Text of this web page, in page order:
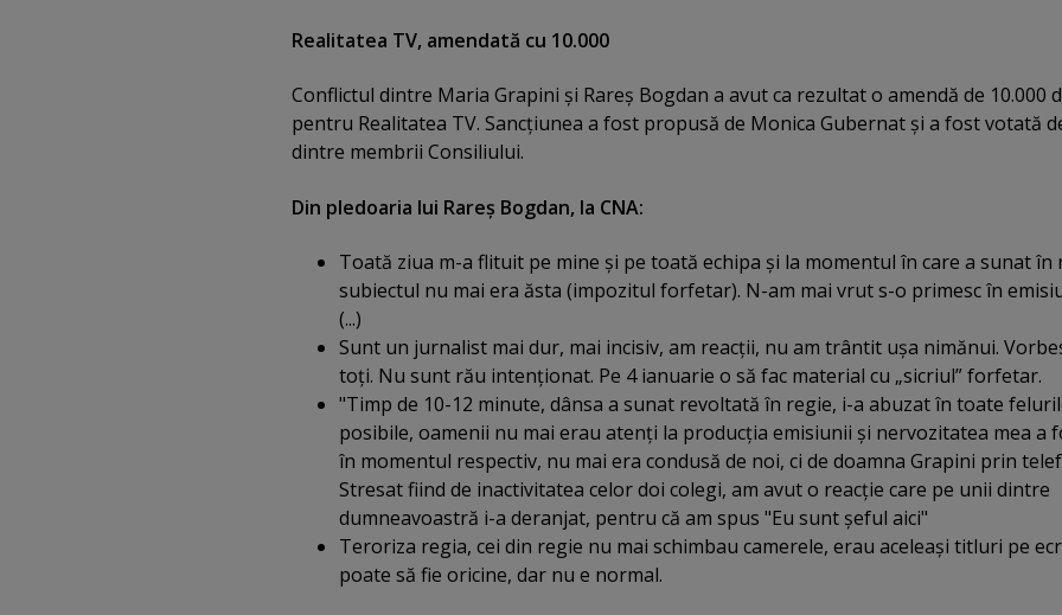
Realitatea TV, amendată cu 10.000
Conflictul dintre Maria Grapini şi Rareş Bogdan a avut ca rezultat o amendă de 10.000
pentru Realitatea TV. Sancţiunea a fost propusă de Monica Gubernat şi a fost votată
dintre membrii Consiliului.
Din pledoaria lui Rareş Bogdan, la CNA:
Toată ziua m-a flituit pe mine şi pe toată echipa şi la momentul în care a sunat în
subiectul nu mai era ăsta (impozitul forfetar). N-am mai vrut s-o primesc în
(...)
Sunt un jurnalist mai dur, mai incisiv, am reacţii, nu am trântit uşa nimănui.
toţi. Nu sunt rău intenţionat. Pe 4 ianuarie o să fac material cu „sicriul” forfetar.
"Timp de 10-12 minute, dânsa a sunat revoltată în regie, i-a abuzat în toate
posibile, oamenii nu mai erau atenţi la producţia emisiunii şi nervozitatea mea a
în momentul respectiv, nu mai era condusă de noi, ci de doamna Grapini prin
Stresat fiind de inactivitatea celor doi colegi, am avut o reacţie care pe unii dintre
dumneavoastră i-a deranjat, pentru că am spus "Eu sunt şeful aici"
Teroriza regia, cei din regie nu mai schimbau camerele, erau aceleaşi titluri pe
poate să fie oricine, dar nu e normal.